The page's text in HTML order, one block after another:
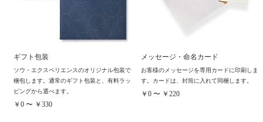
ギフト包装
ソウ・エクスペリエンスのオリジナル包装で
梱包します。通常のギフト包装と、有料ラッ
ピングから選べます。
￥0 〜 ￥330
メッセージ・命名カード
お客様のメッセージを専用カードに印刷しま
す。カードは、封筒に入れて同梱します。
￥0 〜 ￥220